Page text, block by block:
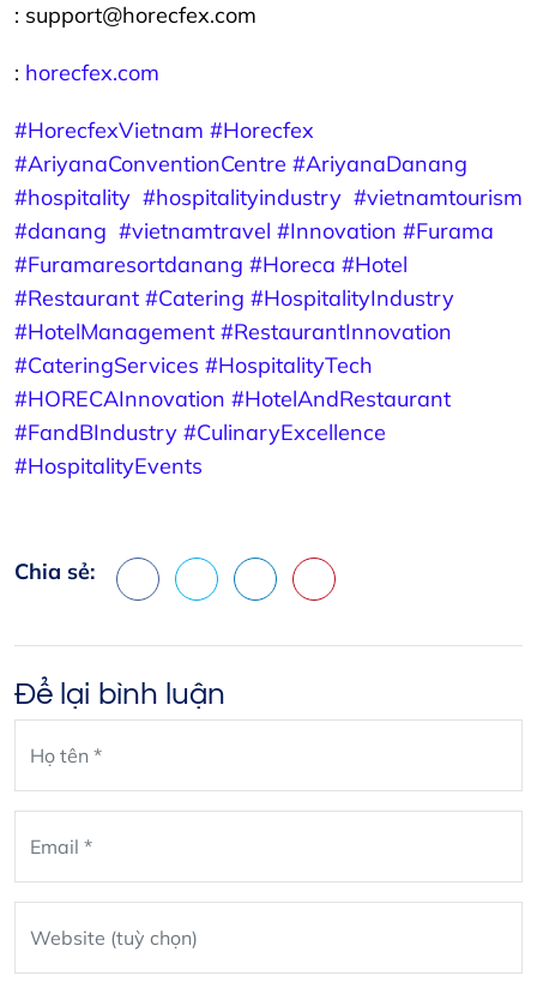
: support@horecfex.com
: horecfex.com
#HorecfexVietnam #Horecfex
#AriyanaConventionCentre #AriyanaDanang
#hospitality #hospitalityindustry #vietnamtourism
#danang #vietnamtravel #Innovation #Furama
#Furamaresortdanang #Horeca #Hotel
#Restaurant #Catering #HospitalityIndustry
#HotelManagement #RestaurantInnovation
#CateringServices #HospitalityTech
#HORECAInnovation #HotelAndRestaurant
#FandBIndustry #CulinaryExcellence
#HospitalityEvents
Chia sẻ:
Facebook
X LinkedInPinterest
Để lại bình luận
blank